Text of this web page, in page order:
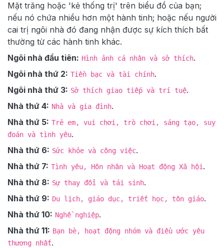
Mặt trăng hoặc 'kẻ thống trị' trên biểu đồ của bạn;
nếu nó chứa nhiều hơn một hành tinh; hoặc nếu người
cai trị ngôi nhà đó đang nhận được sự kích thích bất
thường từ các hành tinh khác.
Ngôi nhà đầu tiên: Hình ảnh cá nhân và sở thích.
Ngôi nhà thứ 2: Tiền bạc và tài chính.
Ngôi nhà thứ 3: Sở thích giao tiếp và trí tuệ.
Nhà thứ 4: Nhà và gia đình.
Nhà thứ 5: Trẻ em, vui chơi, trò chơi, sáng tạo, suy
đoán và tình yêu.
Nhà thứ 6: Sức khỏe và công việc.
Nhà thứ 7: Tình yêu, Hôn nhân và Hoạt động Xã hội .
Nhà thứ 8: Sự thay đổi và tái sinh.
Nhà thứ 9: Du lịch, giáo dục, triết học, tôn giáo.
Nhà thứ 10: Nghề nghiệp.
Nhà thứ 11: Bạn bè, hoạt động nhóm và điều ước yêu
thương nhất.